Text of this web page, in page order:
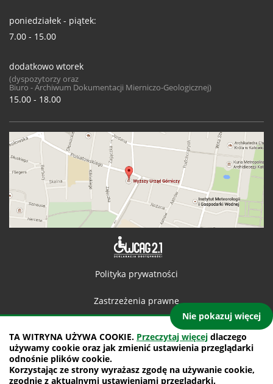
TA WITRYNA UŻYWA COOKIE. Przeczytaj więcej dlaczego
używamy cookie oraz jak zmienić ustawienia przeglądarki
odnośnie plików cookie.
Korzystając ze strony wyrażasz zgodę na używanie cookie,
zgodnie z aktualnymi ustawieniami przeglądarki.
Nie pokazuj więcej
poniedziałek - piątek:
7.00 - 15.00
dodatkowo wtorek
(dyspozytorzy oraz
Biuro - Archiwum Dokumentacji Mierniczo-Geologicznej)
15.00 - 18.00
Polityka prywatności
Zastrzeżenia prawne
Mapa witryny
projekt: IntraCOM.pl